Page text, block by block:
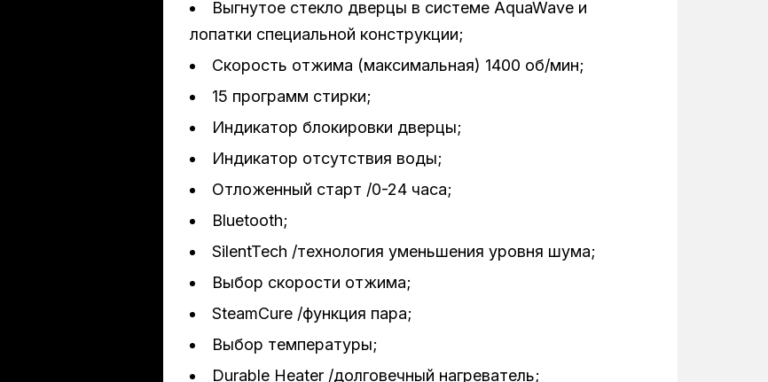
Тач-скрин
Выгнутое стекло дверцы в системе AquaWave и
лопатки специальной конструкции;
Скорость отжима (максимальная) 1400 об/мин;
15 программ стирки;
Индикатор блокировки дверцы;
Индикатор отсутствия воды;
Отложенный старт /0-24 часа;
Bluetooth;
SilentTech /технология уменьшения уровня шума;
Выбор скорости отжима;
SteamCure /функция пара;
Выбор температуры;
Durable Heater /долговечный нагреватель;